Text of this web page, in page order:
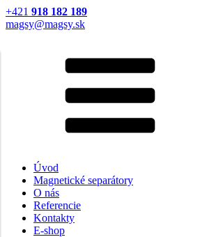
+421 918 182 189
magsy@magsy.sk
Úvod
Magnetické separátory
O nás
Referencie
Kontakty
E-shop